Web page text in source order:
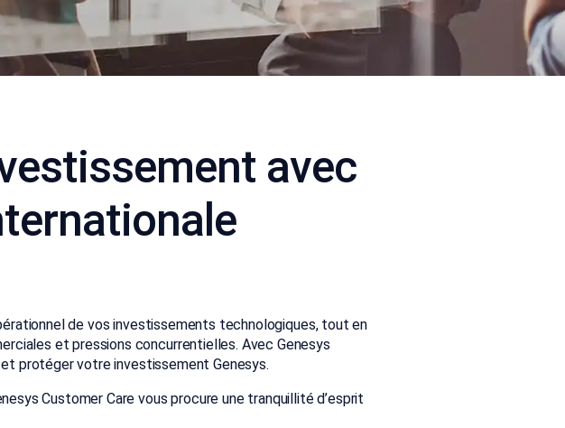
avec
de vos investissements technologiques, tout en
et pressions concurrentielles. Avec Genesys
protéger votre investissement Genesys.
Customer Care vous procure une tranquillité d’esprit